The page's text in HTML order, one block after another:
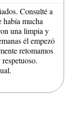
Consulté a
había mucha
una limpia y
él empezó
retomamos